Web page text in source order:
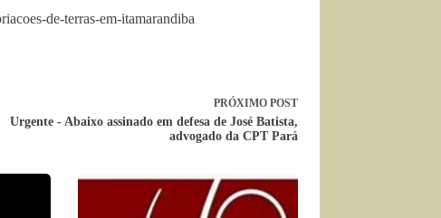
de-terras-em-itamarandiba
PRÓXIMO POST
Urgente - Abaixo assinado em defesa de José Batista,
advogado da CPT Pará